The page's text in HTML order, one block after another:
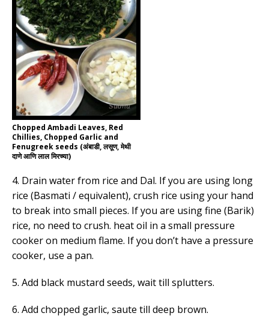
Chopped Ambadi Leaves, Red
Chillies, Chopped Garlic and
Fenugreek seeds (अंबाडी, लसूण, मेथी
दाणे आणि लाल मिरच्या)
4. Drain water from rice and Dal. If you are using long
rice (Basmati / equivalent), crush rice using your hand
to break into small pieces. If you are using fine (Barik)
rice, no need to crush. heat oil in a small pressure
cooker on medium flame. If you don’t have a pressure
cooker, use a pan.
5. Add black mustard seeds, wait till splutters.
6. Add chopped garlic, saute till deep brown.